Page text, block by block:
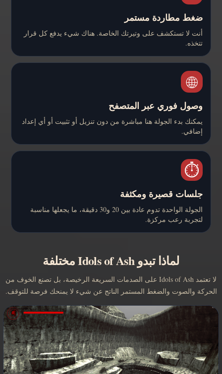
ضغط مطاردة مستمر
أنت لا تستكشف على وتيرتك الخاصة. هناك شيء يدفع كل قرار
تتخذه.
🌐
وصول فوري عبر المتصفح
يمكنك بدء الجولة هنا مباشرة من دون تنزيل أو تثبيت أو أي إعداد
إضافي.
⏱️
جلسات قصيرة ومكثفة
الجولة الواحدة تدوم عادة بين 20 و30 دقيقة، ما يجعلها مناسبة
لتجربة رعب مركزة.
لماذا تبدو Idols of Ash مختلفة
لا تعتمد Idols of Ash على الصدمات السريعة الرخيصة، بل تصنع الخوف من
الحركة والصوت والضغط المستمر الناتج عن شيء لا يمنحك فرصة للتوقف.